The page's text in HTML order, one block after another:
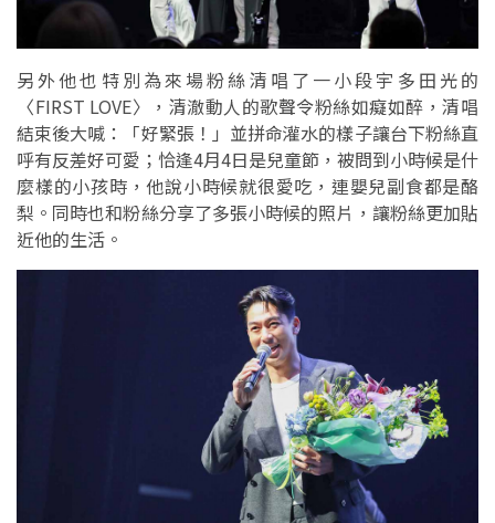
另外他也特別為來場粉絲清唱了一小段宇多田光的
〈FIRST LOVE〉，清澈動人的歌聲令粉絲如癡如醉，清唱
結束後大喊：「好緊張！」並拼命灌水的樣子讓台下粉絲直
呼有反差好可愛；恰逢4月4日是兒童節，被問到小時候是什
麼樣的小孩時，他說小時候就很愛吃，連嬰兒副食都是酪
梨。同時也和粉絲分享了多張小時候的照片，讓粉絲更加貼
近他的生活。